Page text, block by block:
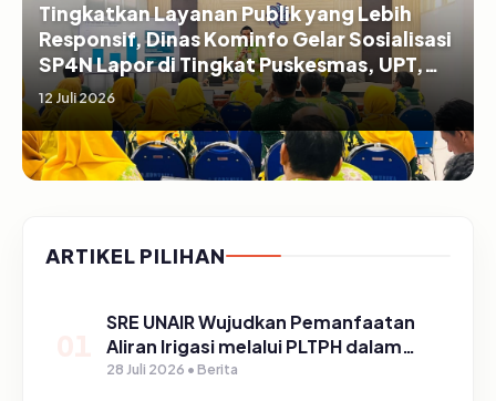
Tingkatkan Layanan Publik yang Lebih
Responsif, Dinas Kominfo Gelar Sosialisasi
SP4N Lapor di Tingkat Puskesmas, UPT,
serta SD/SMP di Kabupaten Pasuruan
12 Juli 2026
ARTIKEL PILIHAN
SRE UNAIR Wujudkan Pemanfaatan
Aliran Irigasi melalui PLTPH dalam
Program TIRTA PELITA di Desa
28 Juli 2026 • Berita